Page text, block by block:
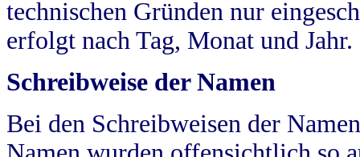
technischen Gründen nur
erfolgt nach Tag, Monat und Jahr.
Schreibweise der Namen
Bei den Schreibweisen der